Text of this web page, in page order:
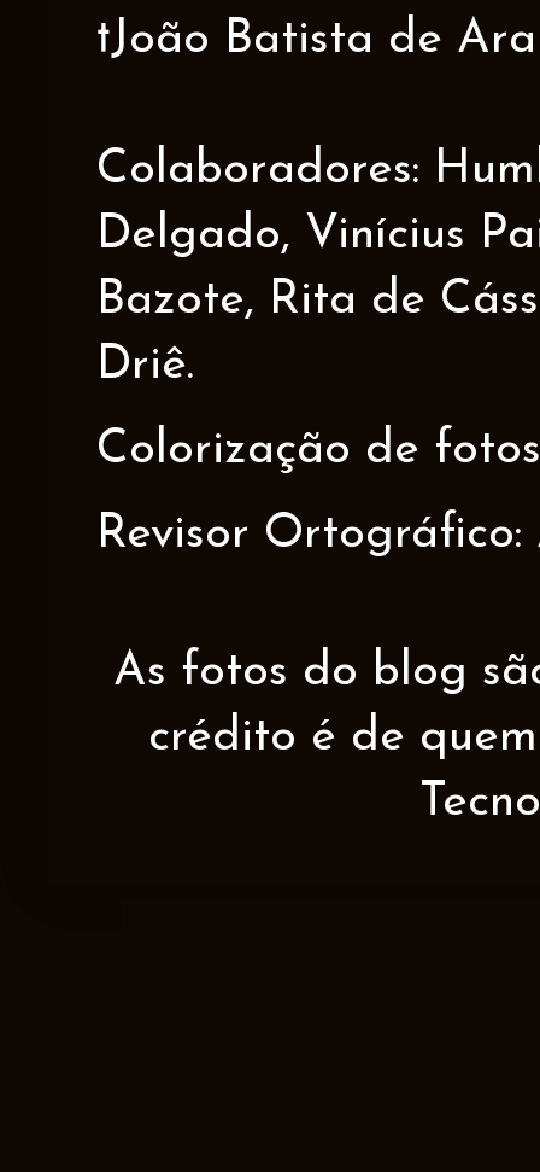
†João Batista de
Colaboradores:
Delgado, Vinícius
Bazote, Rita de
Driê.
Colorização de
Revisor Ortográfico:
As fotos do blog
crédito é de